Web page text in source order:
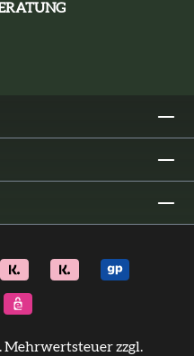
Mehrwertsteuer zzgl.